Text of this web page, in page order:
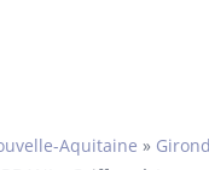
Aquitaine »